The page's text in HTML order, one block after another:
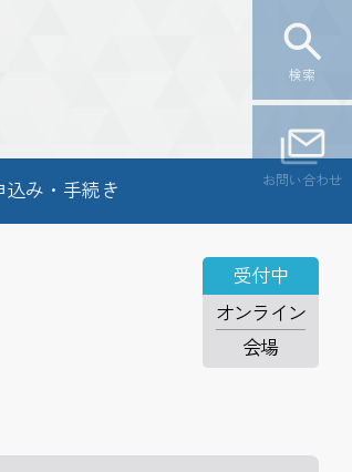
検索
お問い合わせ
込み・手続き
受付中
オンライン
会場